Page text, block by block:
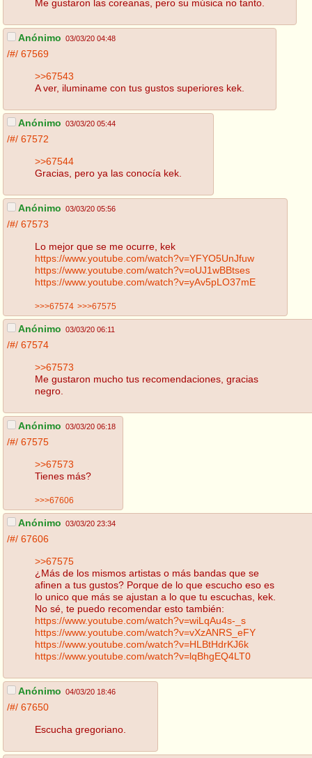
Me gustaron las coreanas, pero su música no tanto.
Anónimo 03/03/20 04:48
/#/ 67569
>>67543
A ver, iluminame con tus gustos superiores kek.
Anónimo 03/03/20 05:44
/#/ 67572
>>67544
Gracias, pero ya las conocía kek.
Anónimo 03/03/20 05:56
/#/ 67573
Lo mejor que se me ocurre, kek
https://www.youtube.com/watch?v=YFYO5UnJfuw
https://www.youtube.com/watch?v=oUJ1wBBtses
https://www.youtube.com/watch?v=yAv5pLO37mE
>>>67574 >>>67575
Anónimo 03/03/20 06:11
/#/ 67574
>>67573
Me gustaron mucho tus recomendaciones, gracias
negro.
Anónimo 03/03/20 06:18
/#/ 67575
>>67573
Tienes más?
>>>67606
Anónimo 03/03/20 23:34
/#/ 67606
>>67575
¿Más de los mismos artistas o más bandas que se
afinen a tus gustos? Porque de lo que escucho eso es
lo unico que más se ajustan a lo que tu escuchas, kek.
No sé, te puedo recomendar esto también:
https://www.youtube.com/watch?v=wiLqAu4s-_s
https://www.youtube.com/watch?v=vXzANRS_eFY
https://www.youtube.com/watch?v=HLBtHdrKJ6k
https://www.youtube.com/watch?v=lqBhgEQ4LT0
Anónimo 04/03/20 18:46
/#/ 67650
Escucha gregoriano.